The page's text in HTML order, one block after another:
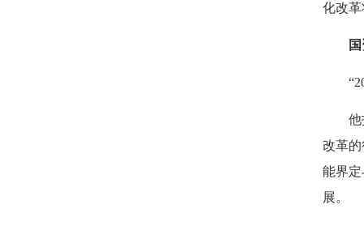
化改革
他指
改革
能界
展。